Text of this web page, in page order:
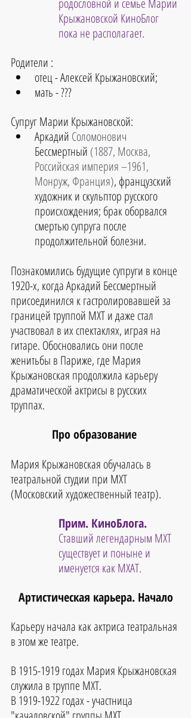
родословной и семье Марии
Крыжановской КиноБлог
пока не располагает.
Родители :
отец - Алексей Крыжановский;
мать - ???
Супруг Марии Крыжановской:
Аркадий Соломонович
Бессмертный (1887, Москва,
Российская империя –1961,
Монруж, Франция), французский
художник и скульптор русского
происхождения; брак оборвался
смертью супруга после
продолжительной болезни.
Познакомились будущие супруги в конце
1920-х, когда Аркадий Бессмертный
присоединился к гастролировавшей за
границей труппой МХТ и даже стал
участвовал в их спектаклях, играя на
гитаре. Обосновались они после
женитьбы в Париже, где Мария
Крыжановская продолжила карьеру
драматической актрисы в русских
труппах.
Про образование
Мария Крыжановская обучалась в
театральной студии при МХТ
(Московский художественный театр).
Прим. КиноБлога.
Ставший легендарным МХТ
существует и поныне и
именуется как МХАТ.
Артистическая карьера. Начало
Карьеру начала как актриса театральная
в этом же театре.
В 1915-1919 годах Мария Крыжановская
служила в труппе МХТ.
В 1919-1922 годах - участница